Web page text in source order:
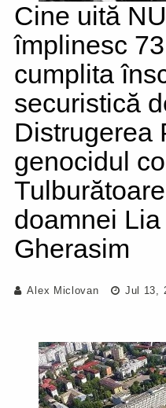
Cine uită
împlinesc
cumplita
securistică
Distrugerea
genocidul
doamnei
Gherasim
Alex Miclovan Jul 13,